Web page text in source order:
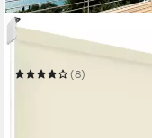
HECHT INTERNATIONAL
Senkrechtmarkise
(8)